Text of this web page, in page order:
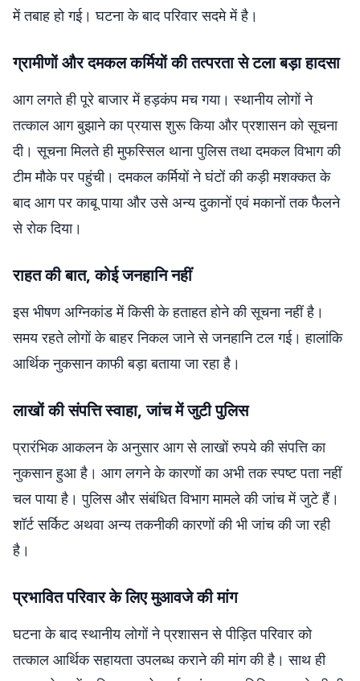
में तबाह हो गई। घटना के बाद परिवार सदमे में है।
ग्रामीणों और दमकल कर्मियों की तत्परता से टला बड़ा हादसा
आग लगते ही पूरे बाजार में हड़कंप मच गया। स्थानीय लोगों ने
तत्काल आग बुझाने का प्रयास शुरू किया और प्रशासन को सूचना
दी। सूचना मिलते ही मुफस्सिल थाना पुलिस तथा दमकल विभाग की
टीम मौके पर पहुंची। दमकल कर्मियों ने घंटों की कड़ी मशक्कत के
बाद आग पर काबू पाया और उसे अन्य दुकानों एवं मकानों तक फैलने
से रोक दिया।
राहत की बात, कोई जनहानि नहीं
इस भीषण अग्निकांड में किसी के हताहत होने की सूचना नहीं है।
समय रहते लोगों के बाहर निकल जाने से जनहानि टल गई। हालांकि
आर्थिक नुकसान काफी बड़ा बताया जा रहा है।
लाखों की संपत्ति स्वाहा, जांच में जुटी पुलिस
प्रारंभिक आकलन के अनुसार आग से लाखों रुपये की संपत्ति का
नुकसान हुआ है। आग लगने के कारणों का अभी तक स्पष्ट पता नहीं
चल पाया है। पुलिस और संबंधित विभाग मामले की जांच में जुटे हैं।
शॉर्ट सर्किट अथवा अन्य तकनीकी कारणों की भी जांच की जा रही
है।
प्रभावित परिवार के लिए मुआवजे की मांग
घटना के बाद स्थानीय लोगों ने प्रशासन से पीड़ित परिवार को
तत्काल आर्थिक सहायता उपलब्ध कराने की मांग की है। साथ ही